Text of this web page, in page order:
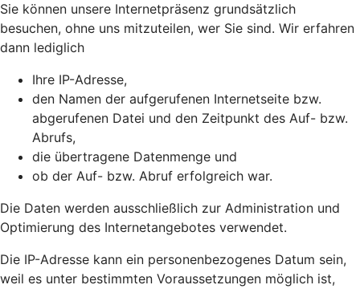
Sie können unsere Internetpräsenz grundsätzlich
besuchen, ohne uns mitzuteilen, wer Sie sind. Wir erfahren
dann lediglich
Ihre IP-Adresse,
den Namen der aufgerufenen Internetseite bzw.
abgerufenen Datei und den Zeitpunkt des Auf- bzw.
Abrufs,
die übertragene Datenmenge und
ob der Auf- bzw. Abruf erfolgreich war.
Die Daten werden ausschließlich zur Administration und
Optimierung des Internetangebotes verwendet.
Die IP-Adresse kann ein personenbezogenes Datum sein,
weil es unter bestimmten Voraussetzungen möglich ist,